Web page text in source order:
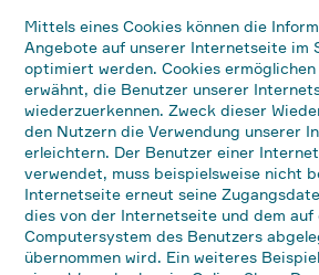
Mittels eines Cookies können die
Angebote auf unserer Internetseite im
optimiert werden. Cookies
erwähnt, die Benutzer unserer
wiederzuerkennen. Zweck dieser
den Nutzern die Verwendung unserer
erleichtern. Der Benutzer einer
verwendet, muss beispielsweise nicht
Internetseite erneut seine
dies von der Internetseite und dem auf
Computersystem des Benutzers
übernommen wird. Ein weiteres